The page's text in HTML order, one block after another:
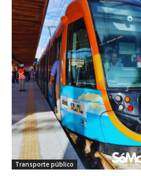
Transporte público